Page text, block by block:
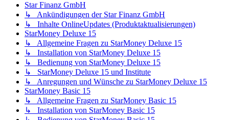
Star Finanz GmbH
↳ Ankündigungen der Star Finanz GmbH
↳ Inhalte OnlineUpdates (Produktaktualisierungen)
StarMoney Deluxe 15
↳ Allgemeine Fragen zu StarMoney Deluxe 15
↳ Installation von StarMoney Deluxe 15
↳ Bedienung von StarMoney Deluxe 15
↳ StarMoney Deluxe 15 und Institute
↳ Anregungen und Wünsche zu StarMoney Deluxe 15
StarMoney Basic 15
↳ Allgemeine Fragen zu StarMoney Basic 15
↳ Installation von StarMoney Basic 15